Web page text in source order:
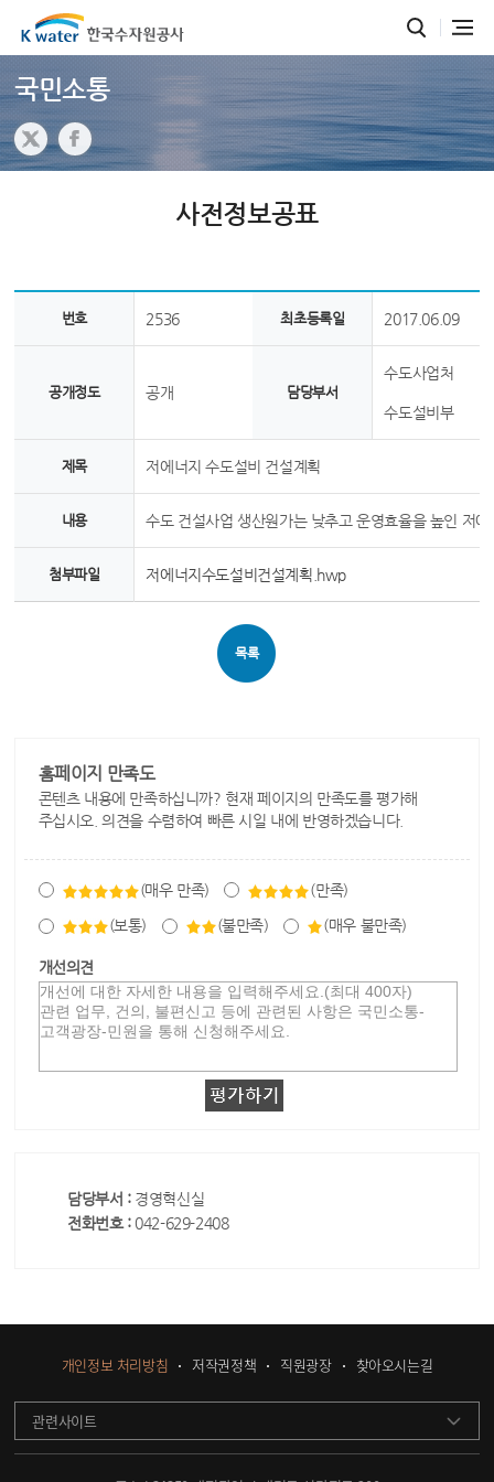
국민소통
사전정보공표
번호 2536 최초등록일 2017.06.09
공개정도 공개 담당부서
수도사업처
수도설비부
제목 저에너지 수도설비 건설계획
내용 수도 건설사업 생산원가는 낮추고 운영효율을 높인 저
첨부파일 저에너지수도설비건설계획.hwp
목록
홈페이지 만족도
콘텐츠 내용에 만족하십니까? 현재 페이지의 만족도를 평가해
주십시오. 의견을 수렴하여 빠른 시일 내에 반영하겠습니다.
(매우 만족) (만족)
(보통) (불만족) (매우 불만족)
개선의견
담당부서 : 경영혁신실
전화번호 : 042-629-2408
개인정보 처리방침 저작권정책 직원광장 찾아오시는길
관련사이트